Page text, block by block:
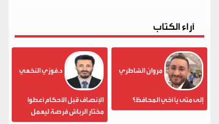
آراء الكتاب
مروان الشاطري
إلى متى يا أخي المحافظ؟
د.فوزي النخعي
الإنصاف قبل الأحكام أعطوا
مختار الرباش فرصة ليعمل